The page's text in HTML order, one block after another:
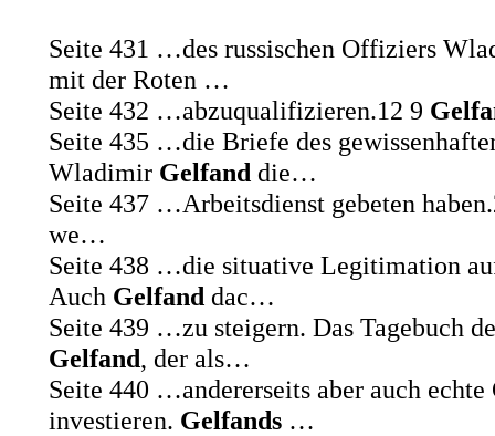
Seite 431 …des russischen Offiziers
mit der Roten …
Seite 432 …abzuqualifizieren.12 9
Seite 435 …die Briefe des
Wladimir Gelfand die…
Seite 437 …Arbeitsdienst gebeten
we…
Seite 438 …die situative Legitimation
Auch Gelfand dac…
Seite 439 …zu steigern. Das Tagebuch
Gelfand, der als…
Seite 440 …andererseits aber auch echte
investieren. Gelfands …